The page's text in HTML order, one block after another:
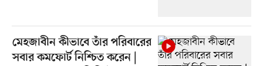
মেহজাবীন কীভাবে তাঁর পরিবারের
সবার কমফোর্ট নিশ্চিত করেন |